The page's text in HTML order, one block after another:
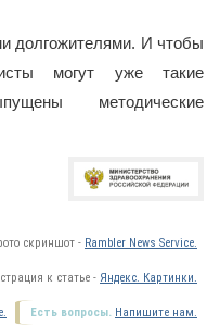
долгожителями. И чтобы
могут уже такие
методические
скриншот - Rambler News Service.
к статье - Яндекс. Картинки.
Есть вопросы. Напишите нам.